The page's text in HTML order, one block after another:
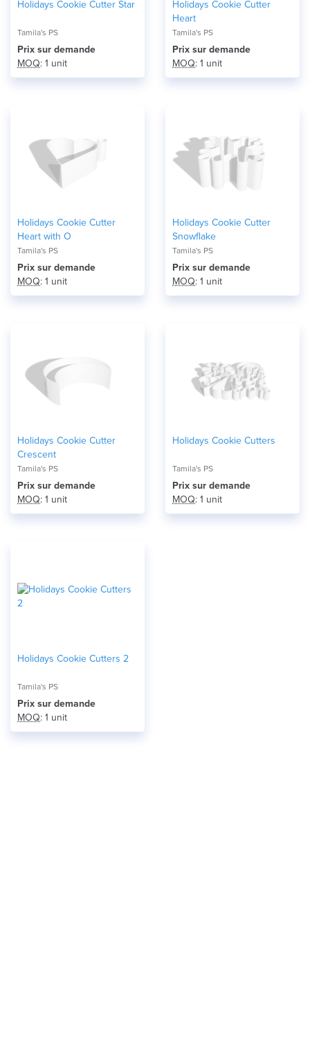
Holidays Cookie Cutter Star
Tamila's PS
Prix ​​sur demande
MOQ: 1 unit
Holidays Cookie Cutter
Heart
Tamila's PS
Prix ​​sur demande
MOQ: 1 unit
Holidays Cookie Cutter
Heart with O
Tamila's PS
Prix ​​sur demande
MOQ: 1 unit
Holidays Cookie Cutter
Snowflake
Tamila's PS
Prix ​​sur demande
MOQ: 1 unit
Holidays Cookie Cutter
Crescent
Tamila's PS
Prix ​​sur demande
MOQ: 1 unit
Holidays Cookie Cutters
Tamila's PS
Prix ​​sur demande
MOQ: 1 unit
Holidays Cookie Cutters 2
Tamila's PS
Prix ​​sur demande
MOQ: 1 unit